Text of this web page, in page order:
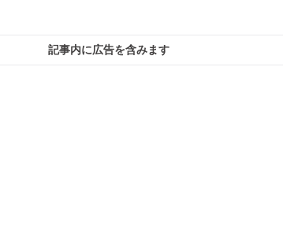
記事内に広告を含みます